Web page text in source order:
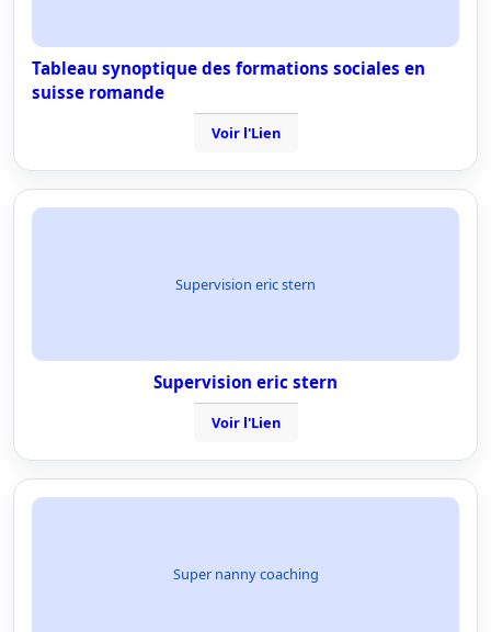
Tableau synoptique des formations sociales en
suisse romande
Voir l'Lien
Supervision eric stern
Supervision eric stern
Voir l'Lien
Super nanny coaching